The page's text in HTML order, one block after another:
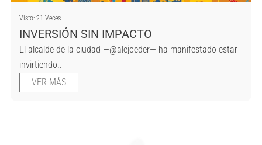
Visto: 21 Veces.
INVERSIÓN SIN IMPACTO
El alcalde de la ciudad —@alejoeder— ha manifestado estar
invirtiendo..
VER MÁS